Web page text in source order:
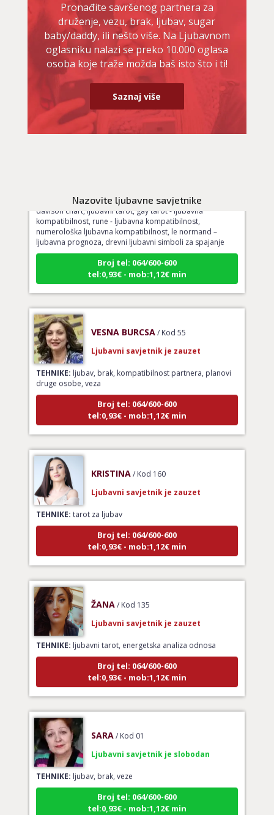
Pronađite savršenog partnera za
druženje, vezu, brak, ljubav, sugar
baby/daddy, ili nešto više. Na Ljubavnom
oglasniku nalazi se preko 10.000 oglasa
osoba koje traže možda baš isto što i ti!
Saznaj više
Nazovite ljubavne savjetnike
davison chart, ljubavni tarot, gay tarot - ljubavna
kompatibilnost, rune - ljubavna kompatibilnost,
numerološka ljubavna kompatibilnost, le normand –
ljubavna prognoza, drevni ljubavni simboli za spajanje
Broj tel: 064/600-600
tel:0,93€ - mob:1,12€ min
TEHNIKE:ljubav, brak, kompatibilnost partnera, planovi
druge osobe, veza
Broj tel: 064/600-600
tel:0,93€ - mob:1,12€ min
TEHNIKE:tarot za ljubav
Broj tel: 064/600-600
tel:0,93€ - mob:1,12€ min
TEHNIKE:ljubavni tarot, energetska analiza odnosa
Broj tel: 064/600-600
tel:0,93€ - mob:1,12€ min
TEHNIKE:ljubav, brak, veze
Broj tel: 064/600-600
tel:0,93€ - mob:1,12€ min